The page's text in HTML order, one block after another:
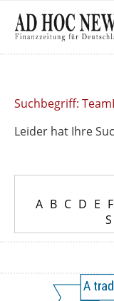
Suchbegriff:
Leider hat Ihre
A B C D E F
S